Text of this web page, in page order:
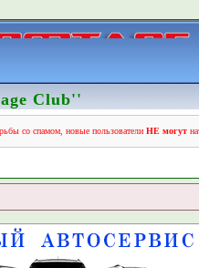
Club''
со спамом, новые пользователиНЕ могут